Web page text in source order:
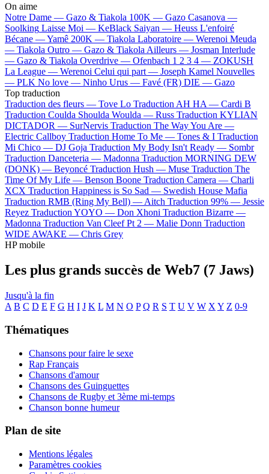
On aime
Notre Dame — Gazo & Tiakola 100K — Gazo Casanova —
Soolking Laisse Moi — KeBlack Saiyan — Heuss L'enfoiré
Bécane —Yamê 200K — Tiakola Laboratoire — Werenoi Meuda
— Tiakola Outro — Gazo & Tiakola Ailleurs — Josman Interlude
— Gazo & Tiakola Overdrive — Ofenbach 1 2 3 4 — ZOKUSH
La League — Werenoi Celui qui part — Joseph Kamel Nouvelles
— PLK No love — Ninho Urus — Favé (FR) DIE — Gazo
Top traduction
Traduction des fleurs — Tove Lo Traduction AH HA — Cardi B
Traduction Coulda Shoulda Woulda — Russ Traduction KYLIAN
DICTADOR — SurNervis Traduction The Way You Are —
Electric Callboy Traduction Home To Me — Tones & I Traduction
Mi Chico — DJ Goja Traduction My Body Isn't Ready — Sombr
Traduction Danceteria — Madonna Traduction MORNING DEW
(DONK) — Beyoncé Traduction Hush — Muse Traduction The
Time Of My Life — Benson Boone Traduction Camera — Charli
XCX Traduction Happiness is So Sad — Swedish House Mafia
Traduction RMB (Ring My Bell) — Aitch Traduction 99% — Jessie
Reyez Traduction YOYO — Don Xhoni Traduction Bizarre —
Madonna Traduction Van Cleef Pt 2 — Malie Donn Traduction
WIDE AWAKE — Chris Grey
HP mobile
Les plus grands succès de Web7 (7 Jaws)
Jusqu'à la fin
A B C D E F G H I J K L M N O P Q R S T U V W X Y Z 0-9
Thématiques
Chansons pour faire le sexe
Rap Français
Chansons d'amour
Chansons des Guinguettes
Chansons de Rugby et 3ème mi-temps
Chanson bonne humeur
Plan de site
Mentions légales
Paramètres cookies